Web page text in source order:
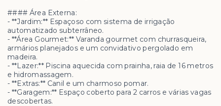
#### Área Externa:
- **Jardim:** Espaçoso com sistema de irrigação
automatizado subterrâneo.
- **Área Gourmet:** Varanda gourmet com churrasqueira,
armários planejados e um convidativo pergolado em
madeira.
- **Lazer:** Piscina aquecida com prainha, raia de 16 metros
e hidromassagem.
- **Extras:** Canil e um charmoso pomar.
- **Garagem:** Espaço coberto para 2 carros e várias vagas
descobertas.